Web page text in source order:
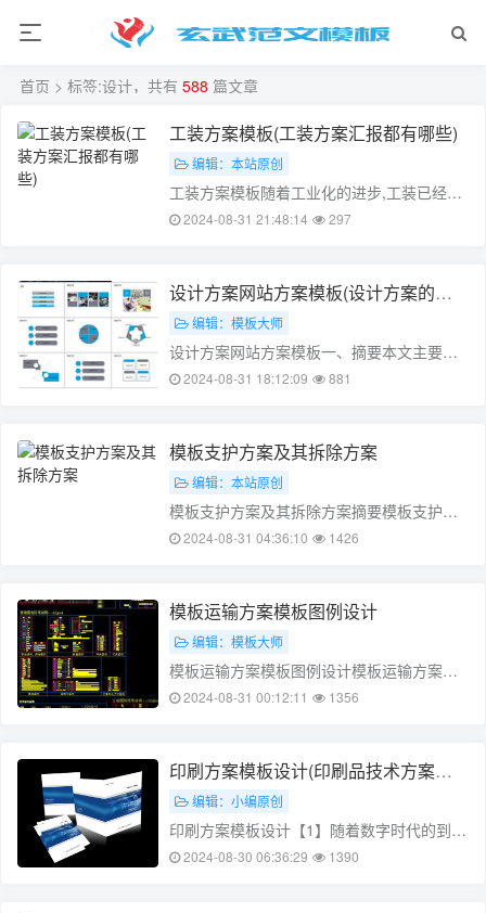
首页 > 标签:设计，共有 588 篇文章
工装方案模板(工装方案汇报都有哪些)
编辑：本站原创
工装方案模板随着工业化的进步,工装已经成
为了现代工业生产的重要组成部分。工装方
观、安全、环保的工装。本文将从工装方案
模板的作用、设计原则、要素构成以及注意
事……
2024-08-31 21:48:14 297
设计方案网站方案模板(设计方案的网
站) 编辑：模板大师
设计方案网站方案模板一、摘要本文主要介
绍了一种设计方案网站方案模板的设计原则
国国情的 design方案网站模板。模板的构建
包括前台设计、后台管理和系统扩展……
2024-08-31 18:12:09 881
模板支护方案及其拆除方案
编辑：本站原创
模板支护方案及其拆除方案摘要模板支护是
一种常用的基坑支护方式,能够保证基坑周边
等。针对这些问题,本文提出了一种新的模板
支护方案,并在此基础上提出了一……
2024-08-31 04:36:10 1426
模板运输方案模板图例设计
编辑：模板大师
模板运输方案模板图例设计模板运输方案模
板图例设计是一种用于模板运输的方案，其
到各种因素的影响，如震动、挤压、摩擦
等，因此需要一种合适的方案来保证模板在
运输过……
2024-08-31 00:12:11 1356
印刷方案模板设计(印刷品技术方案范
本) 编辑：小编原创
印刷方案模板设计【1】随着数字时代的到
来，印刷方案模板设计的重要性日益凸显。
2024-08-30 06:36:29 1390